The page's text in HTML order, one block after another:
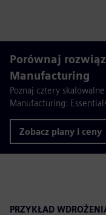
Porównaj
Manufacturing
Poznaj cztery
Manufacturing:
Zobacz plany i ceny
PRZYKŁAD